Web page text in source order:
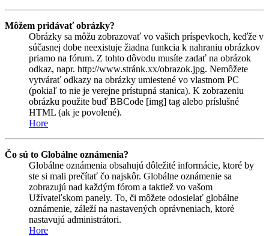
Môžem pridávať obrázky?
Obrázky sa môžu zobrazovať vo vašich príspevkoch, keďže v
súčasnej dobe neexistuje žiadna funkcia k nahraniu obrázkov
priamo na fórum. Z tohto dôvodu musíte zadať na obrázok
odkaz, napr. http://www.stránk.xx/obrazok.jpg. Nemôžete
vytvárať odkazy na obrázky umiestené vo vlastnom PC
(pokiaľ to nie je verejne prístupná stanica). K zobrazeniu
obrázku použite buď BBCode [img] tag alebo príslušné
HTML (ak je povolené).
Hore
Čo sú to Globálne oznámenia?
Globálne oznámenia obsahujú dôležité informácie, ktoré by
ste si mali prečítať čo najskôr. Globálne oznámenie sa
zobrazujú nad každým fórom a taktiež vo vašom
Užívateľskom panely. To, či môžete odosielať globálne
oznámenie, záleží na nastavených oprávneniach, ktoré
nastavujú administrátori.
Hore